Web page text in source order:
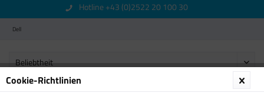
Hotline +43 (0)2522 20 100 30
Dell
Cookie-Richtlinien